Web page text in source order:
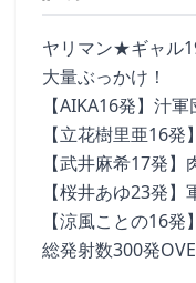
ヤリマン★ギャル
大量ぶっかけ！
【AIKA16発】汁
【立花樹里亜16
【武井麻希17発
【桜井あゆ23発
【涼風ことの16
総発射数300発